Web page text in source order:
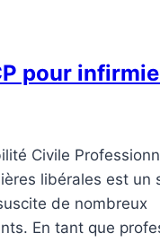
pour
Civile
libérales est un
de nombreux
En tant que